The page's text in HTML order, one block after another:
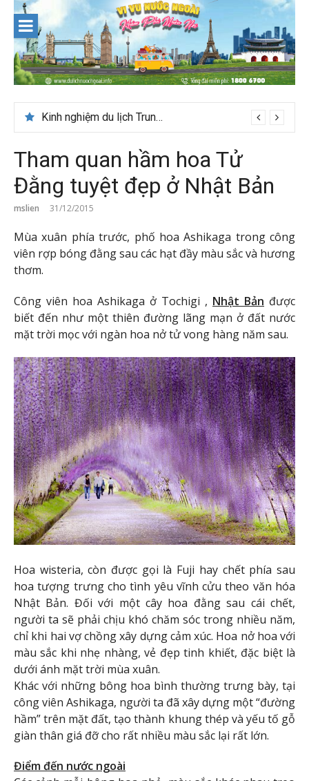
content
Kinh nghiệm du lịch Trung Á lần đầu cho khách Việt
Du lịch Maldives – Lần đầu nên đi đâu, chơi gì?
Tham quan hầm hoa Tử
Đằng tuyệt đẹp ở Nhật Bản
mslien 31/12/2015
Mùa xuân phía trước, phố hoa Ashikaga trong công
viên rợp bóng đằng sau các hạt đầy màu sắc và hương
thơm.
Công viên hoa Ashikaga ở Tochigi , Nhật Bản được
biết đến như một thiên đường lãng mạn ở đất nước
mặt trời mọc với ngàn hoa nở tử vong hàng năm sau.
Hoa wisteria, còn được gọi là Fuji hay chết phía sau
hoa tượng trưng cho tình yêu vĩnh cửu theo văn hóa
Nhật Bản. Đối với một cây hoa đằng sau cái chết,
người ta sẽ phải chịu khó chăm sóc trong nhiều năm,
chỉ khi hai vợ chồng xây dựng cảm xúc. Hoa nở hoa với
màu sắc khi nhẹ nhàng, vẻ đẹp tinh khiết, đặc biệt là
dưới ánh mặt trời mùa xuân.
Khác với những bông hoa bình thường trưng bày, tại
công viên Ashikaga, người ta đã xây dựng một “đường
hầm” trên mặt đất, tạo thành khung thép và yếu tố gỗ
giàn thân giá đỡ cho rất nhiều màu sắc lại rất lớn.
Điểm đến nước ngoài